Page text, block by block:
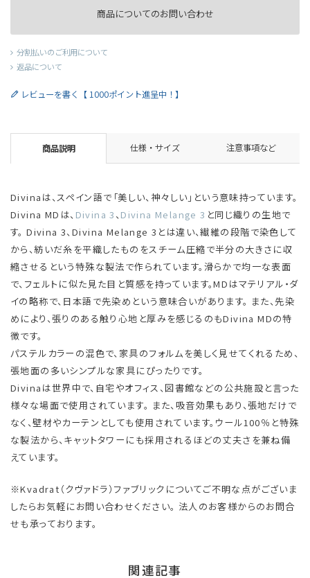
商品についてのお問い合わせ
分割払いのご利用について
返品について
レビューを書く【 1000ポイント進呈中！】
商品説明 仕様・サイズ 注意事項など
Divinaは、スペイン語で「美しい、神々しい」という意味持っています。
Divina MDは、 Divina 3 、 Divina Melange 3 と同じ織りの生地で
す。 Divina 3、Divina Melange 3とは違い、繊維の段階で染色して
から、紡いだ糸を平織したものをスチーム圧縮で半分の大きさに収
縮させるという特殊な製法で作られています。滑らかで均一な表面
で、フェルトに似た見た目と質感を持っています。MDはマテリアル・ダ
イの略称で、日本語で先染めという意味合いがあります。 また、先染
めにより、張りのある触り心地と厚みを感じるのもDivina MDの特
徴です。
パステルカラーの混色で、家具のフォルムを美しく見せてくれるため、
張地面の多いシンプルな家具にぴったりです。
Divinaは世界中で、自宅やオフィス、図書館などの公共施設と言った
様々な場面で使用されています。 また、吸音効果もあり、張地だけで
なく、壁材やカーテンとしても使用されています。ウール100％と特殊
な製法から、キャットタワーにも採用されるほどの丈夫さを兼ね備
えています。
※Kvadrat（クヴァドラ）ファブリックについてご不明な点がございま
したらお気軽にお問い合わせください。 法人のお客様からのお問合
せも承っております。
関連記事